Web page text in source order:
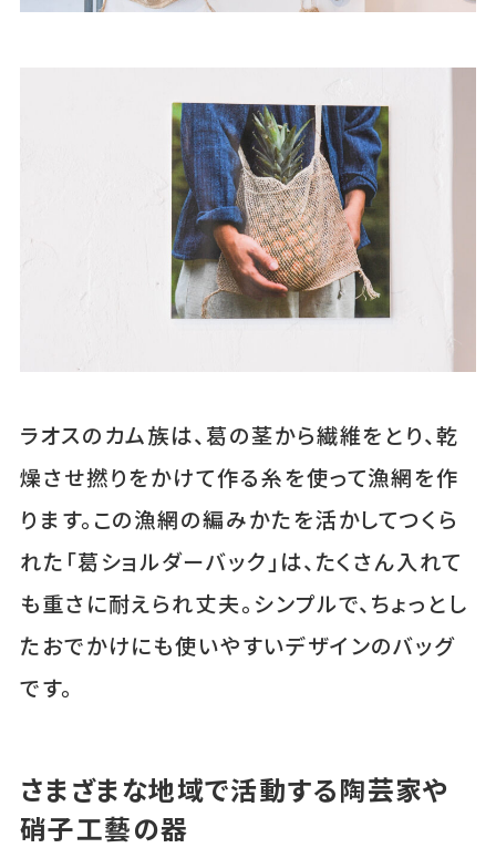
ラオスのカム族は、葛の茎から繊維をとり、乾
燥させ撚りをかけて作る糸を使って漁網を作
ります。この漁網の編みかたを活かしてつくら
れた「葛ショルダーバック」は、たくさん入れて
も重さに耐えられ丈夫。シンプルで、ちょっとし
たおでかけにも使いやすいデザインのバッグ
です。
さまざまな地域で活動する陶芸家や
硝子工藝の器